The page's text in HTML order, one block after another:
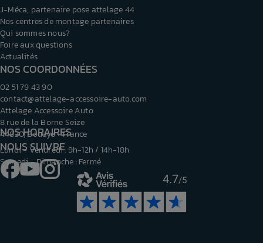
J-Méca, partenaire pose attelage 44
Nos centres de montage partenaires
Qui sommes nous?
Foire aux questions
Actualités
NOS COORDONNÉES
02 51 79 43 90
contact@attelage-accessoire-auto.com
Attelage Accessoire Auto
8 rue de la Borne Seize
44830, Bouaye - France
NOUS SUIVRE
FacebookYouTubeInstagram
NOS HORAIRES
Lundi - Vendredi : 9h-12h / 14h-18h
Samedi - Dimanche : Fermé
4.7/5